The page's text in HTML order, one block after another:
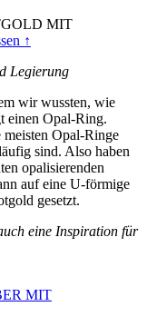
MIT
↑
Legierung
wir wussten, wie
einen Opal-Ring.
meisten Opal-Ringe
sind. Also haben
opalisierenden
auf eine U-förmige
gesetzt.
eine Inspiration für
MIT